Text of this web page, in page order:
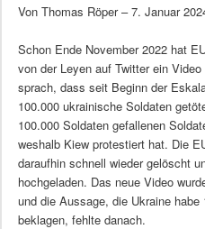
Von Thomas Röper – 7. Januar
Schon Ende November 2022 hat
von der Leyen auf Twitter ein
sprach, dass seit Beginn der
100.000 ukrainische Soldaten
100.000 Soldaten gefallenen
weshalb Kiew protestiert hat. Die
daraufhin schnell wieder gelöscht
hochgeladen. Das neue Video
und die Aussage, die Ukraine
beklagen, fehlte danach.